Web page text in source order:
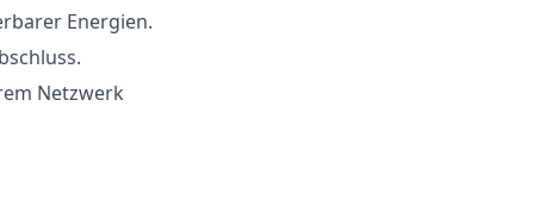
Energien.
Netzwerk